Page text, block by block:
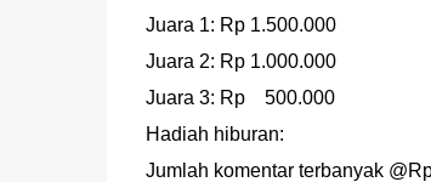
Juara 1: Rp 1.500.000
Juara 2: Rp 1.000.000
Juara 3: Rp 500.000
Hadiah hiburan:
Jumlah komentar terbanyak